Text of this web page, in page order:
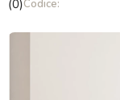
La
media
(0)